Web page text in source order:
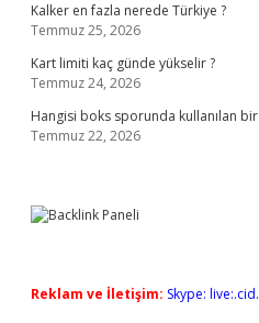
Kalker en fazla nerede Türkiye ?
Temmuz 25, 2026
Kart limiti kaç günde yükselir ?
Temmuz 24, 2026
Hangisi boks sporunda kullanılan
Temmuz 22, 2026
Reklam ve İletişim: Skype: